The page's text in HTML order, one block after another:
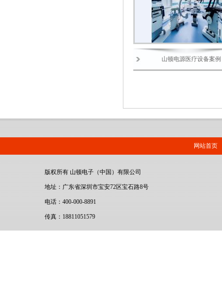
山顿电源医疗设备案例
网站首页
版权所有 山顿电子（中国）有限公司
地址：广东省深圳市宝安72区宝石路8号
电话：400-000-8891
传真：18811051579